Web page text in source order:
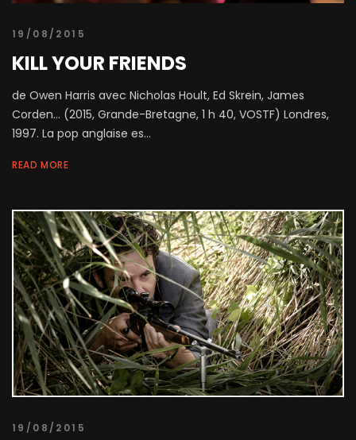
19/08/2015
KILL YOUR FRIENDS
de Owen Harris avec Nicholas Hoult, Ed Skrein, James
Corden... (2015, Grande-Bretagne, 1 h 40, VOSTF) Londres,
1997. La pop anglaise es...
READ MORE
19/08/2015